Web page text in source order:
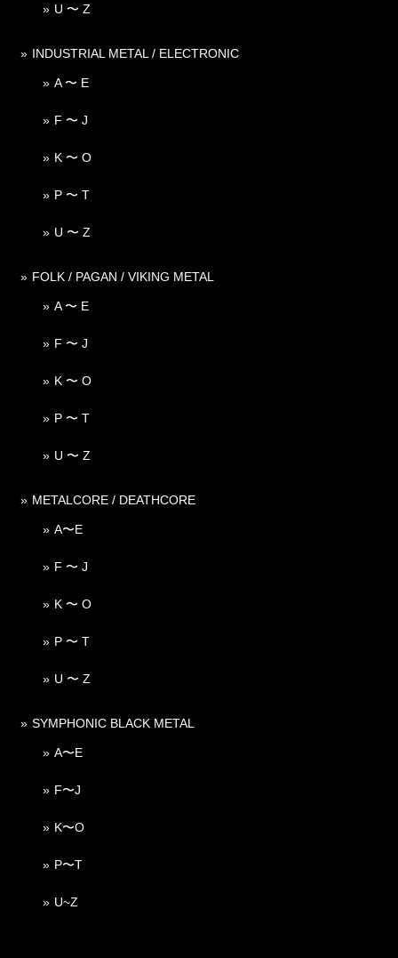
U 〜 Z
INDUSTRIAL METAL / ELECTRONIC
A 〜 E
F 〜 J
K 〜 O
P 〜 T
U 〜 Z
FOLK / PAGAN / VIKING METAL
A 〜 E
F 〜 J
K 〜 O
P 〜 T
U 〜 Z
METALCORE / DEATHCORE
A〜E
F 〜 J
K 〜 O
P 〜 T
U 〜 Z
SYMPHONIC BLACK METAL
A〜E
F〜J
K〜O
P〜T
U~Z